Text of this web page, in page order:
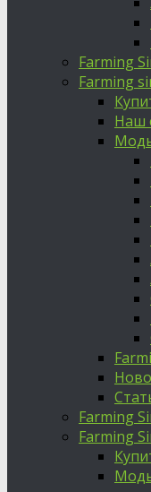
Farming
Farming
Наш
Farming
Farming